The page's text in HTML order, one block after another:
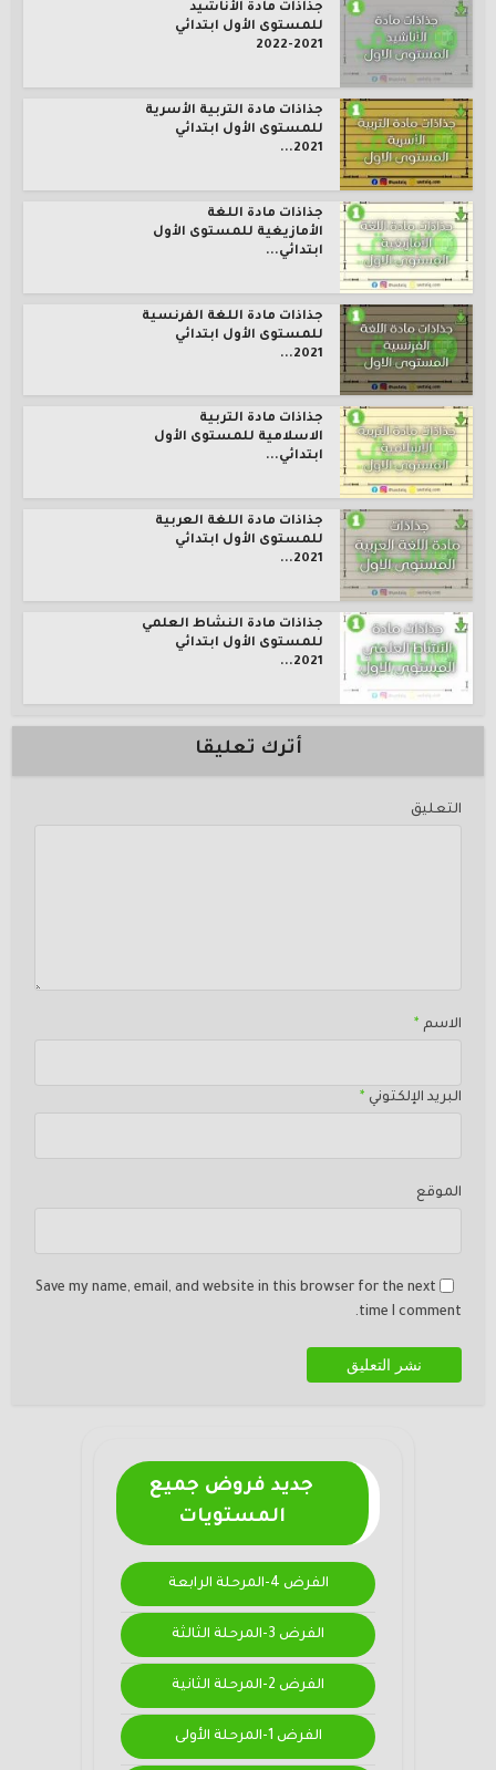
جذاذات مادة الأناشيد
للمستوى الأول ابتدائي
2021-2022
جذاذات مادة التربية الأسرية
للمستوى الأول ابتدائي
2021...
جذاذات مادة اللغة
الأمازيغية للمستوى الأول
ابتدائي...
جذاذات مادة اللغة الفرنسية
للمستوى الأول ابتدائي
2021...
جذاذات مادة التربية
الاسلامية للمستوى الأول
ابتدائي...
جذاذات مادة اللغة العربية
للمستوى الأول ابتدائي
2021...
جذاذات مادة النشاط العلمي
للمستوى الأول ابتدائي
2021...
أترك تعليقا
التعليق
الاسم *
البريد الإلكتوني *
الموقع
Save my name, email, and website in this browser for the next
time I comment.
جديد فروض جميع
المستويات
الفرض 4-المرحلة الرابعة
الفرض 3-المرحلة الثالثة
الفرض 2-المرحلة الثانية
الفرض 1-المرحلة الأولى